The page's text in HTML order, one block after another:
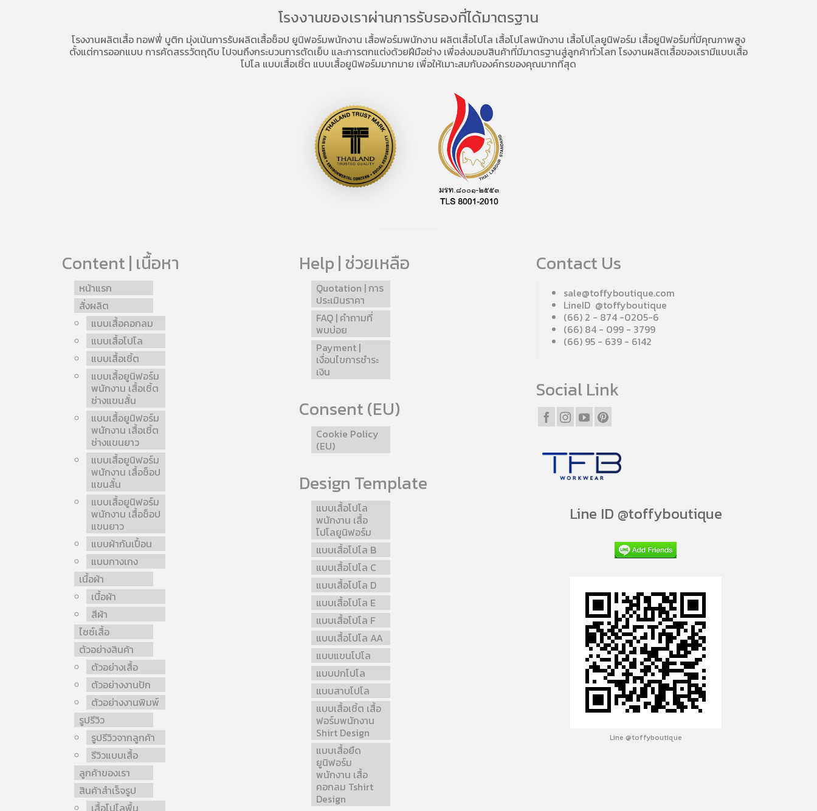
โรงงานของเราผ่านการรับรองที่ได้มาตรฐาน
โรงงานผลิตเสื้อ ทอฟฟี่ บูติก มุ่งเน้นการรับผลิตเสื้อช็อป ยูนิฟอร์มพนักงาน เสื้อฟอร์มพนักงาน ผลิตเสื้อโปโล เสื้อโปโลพนักงาน เสื้อโปโลยูนิฟอร์ม เสื้อยูนิฟอร์มที่มีคุณภาพสูง
ตั้งแต่การออกแบบ การคัดสรรวัตถุดิบ ไปจนถึงกระบวนการตัดเย็บ และการตกแต่งด้วยฝีมือช่าง เพื่อส่งมอบสินค้าที่มีมาตรฐานสู่ลูกค้าทั่วโลก โรงงานผลิตเสื้อของเรามีแบบเสื้อ
โปโล แบบเสื้อเชิ้ต แบบเสื้อยูนิฟอร์มมากมาย เพื่อให้เมาะสมกับองค์กรของคุณมากที่สุด
Content | เนื้อหา
หน้าแรก
สั่งผลิต
แบบเสื้อคอกลม
แบบเสื้อโปโล
แบบเสื้อเชิ้ต
แบบเสื้อยูนิฟอร์ม
พนักงาน เสื้อเชิ้ต
ช่างแขนสั้น
แบบเสื้อยูนิฟอร์ม
พนักงาน เสื้อเชิ้ต
ช่างแขนยาว
แบบเสื้อยูนิฟอร์ม
พนักงาน เสื้อช็อป
แขนสั้น
แบบเสื้อยูนิฟอร์ม
พนักงาน เสื้อช็อป
แขนยาว
แบบผ้ากันเปื้อน
แบบกางเกง
เนื้อผ้า
เนื้อผ้า
สีผ้า
ไซซ์เสื้อ
ตัวอย่างสินค้า
ตัวอย่างเสื้อ
ตัวอย่างงานปัก
ตัวอย่างงานพิมพ์
รูปรีวิว
รูปรีวิวจากลูกค้า
รีวิวแบบเสื้อ
ลูกค้าของเรา
สินค้าสำเร็จรูป
เสื้อโปโลพื้น
Help | ช่วยเหลือ
Quotation | การ
ประเมินราคา
FAQ | คำถามที่
พบบ่อย
Payment |
เงื่อนไขการชำระ
เงิน
Consent (EU)
Cookie Policy
(EU)
Design Template
แบบเสื้อโปโล
พนักงาน เสื้อ
โปโลยูนิฟอร์ม
แบบเสื้อโปโล B
แบบเสื้อโปโล C
แบบเสื้อโปโล D
แบบเสื้อโปโล E
แบบเสื้อโปโล F
แบบเสื้อโปโล AA
แบบแขนโปโล
แบบปกโปโล
แบบสาบโปโล
แบบเสื้อเชิ้ต เสื้อ
ฟอร์มพนักงาน
Shirt Design
แบบเสื้อยืด
ยูนิฟอร์ม
พนักงาน เสื้อ
คอกลม Tshirt
Design
Contact Us
sale@toffyboutique.com
LineID @toffyboutique
(66) 2 - 874 -0205-6
(66) 84 - 099 - 3799
(66) 95 - 639 - 6142
Social Link
Line ID @toffyboutique
Line @toffyboutique